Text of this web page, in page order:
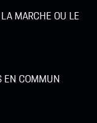
MARCHE OU LE
EN COMMUN